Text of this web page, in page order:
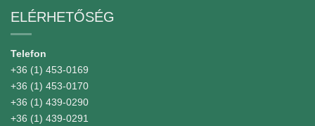
ELÉRHETŐSÉG
Telefon
+36 (1) 453-0169
+36 (1) 453-0170
+36 (1) 439-0290
+36 (1) 439-0291